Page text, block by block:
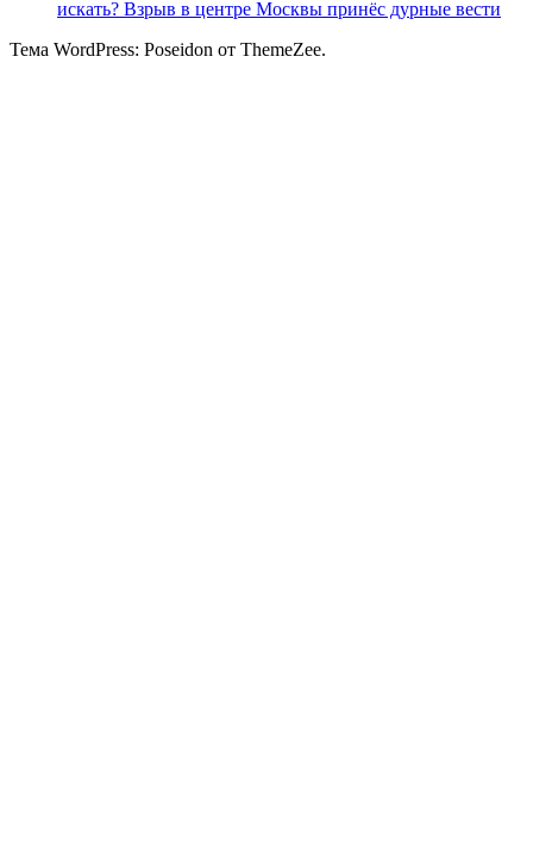
искать? Взрыв в центре Москвы принёс дурные вести
Тема WordPress: Poseidon от ThemeZee.